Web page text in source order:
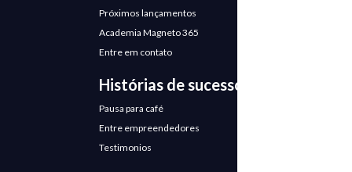
Próximos lançamentos
Academia Magneto 365
Entre em contato
Histórias de sucesso
Pausa para café
Entre empreendedores
Testimonios